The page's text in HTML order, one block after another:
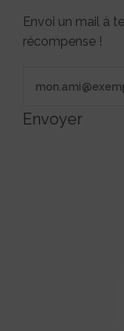
Envoi un mail à
récompense !
Envoyer